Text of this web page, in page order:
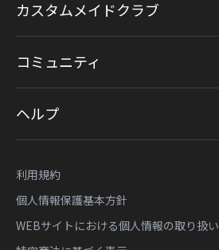
カスタムメイドクラブ
コミュニティ
ヘルプ
利用規約
個人情報保護基本方針
WEBサイトにおける個人情報の取り扱い